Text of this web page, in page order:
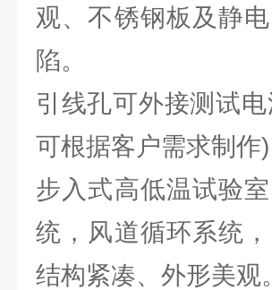
观、不锈钢板及静
陷。
引线孔可外接测试
可根据客户需求制作)
步入式高低温试验
统，风道循环系统
结构紧凑、外形美观。